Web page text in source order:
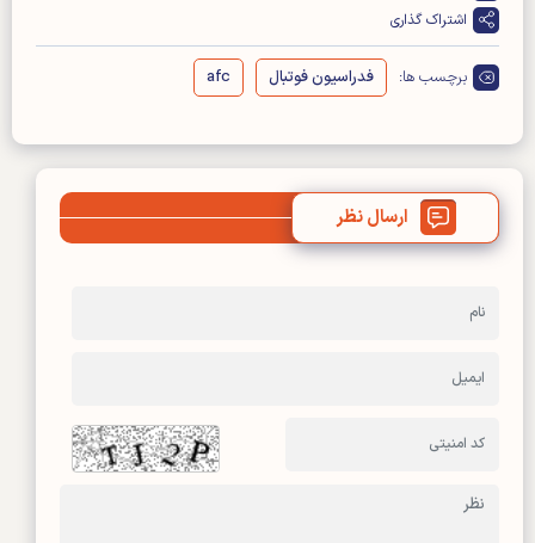
اشتراک گذاری
برچسب ها: فدراسیون فوتبال afc
ارسال نظر